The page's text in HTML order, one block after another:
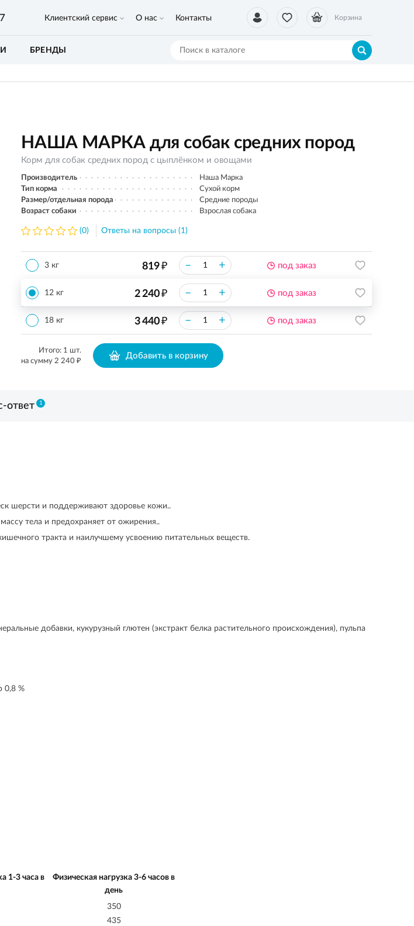
Корзина
Клиентский сервис О нас Контакты
БРЕНДЫ
НАША МАРКА для собак средних пород
Корм для собак средних пород с цыплёнком и овощами
Производитель
Наша Марка
Тип корма
Сухой корм
Размер/отдельная порода
Средние породы
Возраст собаки
Взрослая собака
(0) Ответы на вопросы (1)
3 кг 819₽ – + под заказ
12 кг 2 240₽ – + под заказ
18 кг 3 440₽ – + под заказ
Итого: 1 шт.
на сумму 2 240 ₽ Добавить в корзину
ответ 1
шерсти и поддерживают здоровье кожи..
тела и предохраняет от ожирения..
тракта и наилучшему усвоению питательных веществ.
добавки, кукурузный глютен (экстракт белка растительного происхождения), пульпа
0,8 %
1-3 часа в
Физическая нагрузка 3-6 часов в
день
350
435